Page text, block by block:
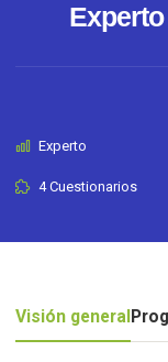
Experto
4 Cuestionarios
Visión general